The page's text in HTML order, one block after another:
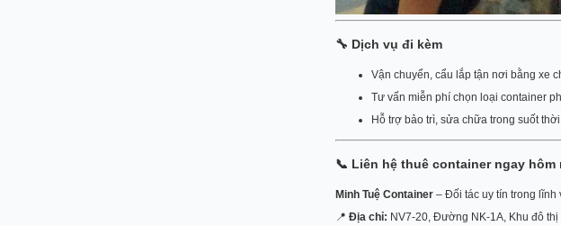
🔧 Dịch vụ đi kèm
Vận chuyển, cẩu lắp tận nơi bằng xe
Tư vấn miễn phí chọn loại container
Hỗ trợ bảo trì, sửa chữa trong suốt
📞 Liên hệ thuê container ngay hôm
Minh Tuệ Container – Đối tác uy tín trong lĩnh
📍 Địa chỉ: NV7-20, Đường NK-1A, Khu đô